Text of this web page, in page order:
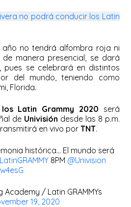
no podrá conducir los Latin
no tendrá alfombra roja ni
manera presencial, se dará
pues se celebrará en distintos
del mundo, teniendo como
Florida.
los Latin Grammy 2020 será
de Univisión desde las 8 p.m.
en vivo porTNT.
histórica… El mundo será
8PM @Univision
/ Latin GRAMMYs
19, 2020